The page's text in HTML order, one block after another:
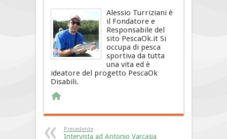
Alessio Turriziani è
il Fondatore e
Responsabile del
sito PescaOk.it Si
occupa di pesca
sportiva da tutta
una vita ed è
ideatore del progetto PescaOk
Disabili.
Precedente
Intervista ad Antonio Varcasia